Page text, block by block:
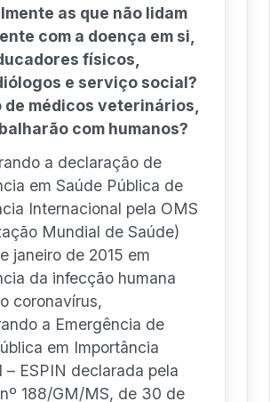
as que não lidam
com a doença em si,
físicos,
e serviço social?
de médicos veterinários,
com humanos?
a declaração de
em Saúde Pública de
Internacional pela OMS
Mundial de Saúde)
janeiro de 2015 em
da infecção humana
coronavírus,
a Emergência de
em Importância
– ESPIN declarada pela
188/GM/MS, de 30 de